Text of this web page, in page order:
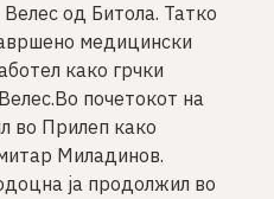
од Битола. Татко
медицински
како грчки
почетокот на
во Прилеп како
Миладинов.
ја продолжил во